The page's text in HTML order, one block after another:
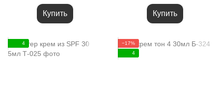
Купить Купить
4
−17%
4